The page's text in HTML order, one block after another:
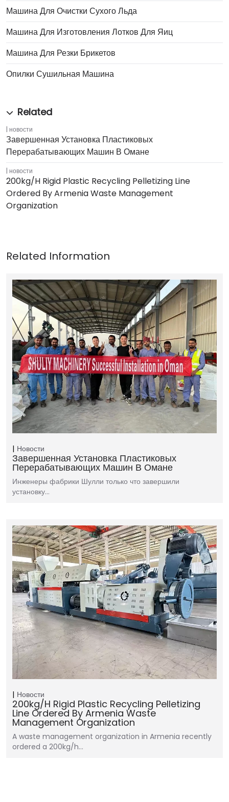
Машина Для Очистки Сухого Льда
Машина Для Изготовления Лотков Для Яиц
Машина Для Резки Брикетов
Опилки Сушильная Машина
новости
Завершенная Установка Пластиковых
Перерабатывающих Машин В Омане
новости
200kg/h Rigid Plastic Recycling Pelletizing Line
Ordered By Armenia Waste Management
Organization
Новости
Завершенная Установка Пластиковых
Перерабатывающих Машин В Омане
Инженеры фабрики Шулли только что завершили
установку…
Новости
200kg/h Rigid Plastic Recycling Pelletizing
Line Ordered By Armenia Waste
Management Organization
A waste management organization in Armenia recently
ordered a 200kg/h…